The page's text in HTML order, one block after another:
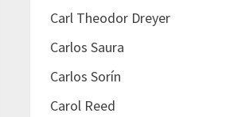
Carl Theodor Dreyer
Carlos Saura
Carlos Sorín
Carol Reed